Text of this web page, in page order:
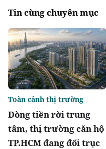
Tin cùng chuyên mục
Dòng tiền rời trung
tâm, thị trường căn hộ
TP.HCM đang đổi trục
Toàn cảnh thị trường